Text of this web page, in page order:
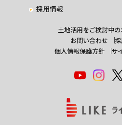
採用情報
土地活用をご検討中
お問い合わせ
個人情報保護方針
サ